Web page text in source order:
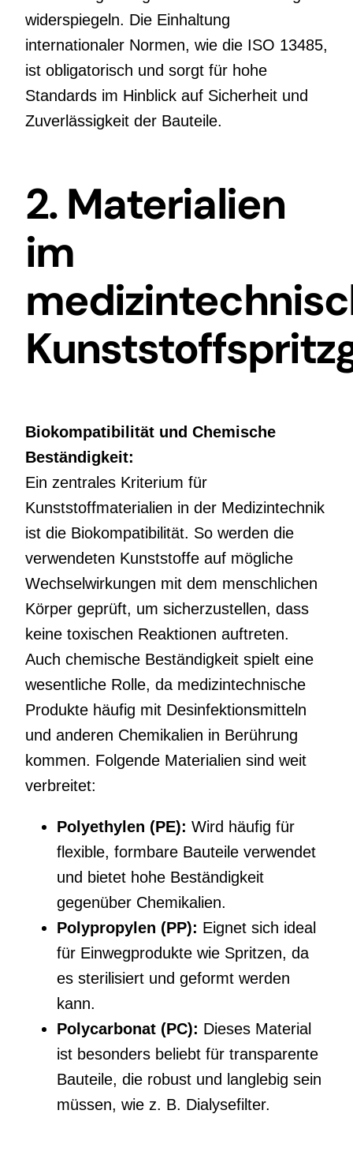
widerspiegeln. Die Einhaltung
internationaler Normen, wie die ISO 13485,
ist obligatorisch und sorgt für hohe
Standards im Hinblick auf Sicherheit und
Zuverlässigkeit der Bauteile.
2. Materialien
im
Biokompatibilität und Chemische
Beständigkeit:
Ein zentrales Kriterium für
Kunststoffmaterialien in der Medizintechnik
ist die Biokompatibilität. So werden die
verwendeten Kunststoffe auf mögliche
Wechselwirkungen mit dem menschlichen
Körper geprüft, um sicherzustellen, dass
keine toxischen Reaktionen auftreten.
Auch chemische Beständigkeit spielt eine
wesentliche Rolle, da medizintechnische
Produkte häufig mit Desinfektionsmitteln
und anderen Chemikalien in Berührung
kommen. Folgende Materialien sind weit
verbreitet:
Polyethylen (PE): Wird häufig für
flexible, formbare Bauteile verwendet
und bietet hohe Beständigkeit
gegenüber Chemikalien.
Polypropylen (PP): Eignet sich ideal
für Einwegprodukte wie Spritzen, da
es sterilisiert und geformt werden
kann.
Polycarbonat (PC): Dieses Material
ist besonders beliebt für transparente
Bauteile, die robust und langlebig sein
müssen, wie z. B. Dialysefilter.